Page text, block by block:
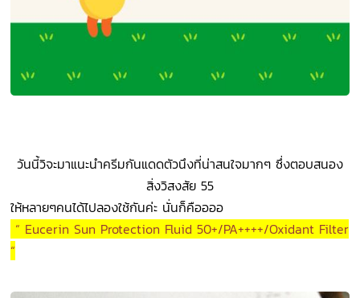
วันนี้วิจะมาแนะนำครีมกันแดดตัวนึงที่น่าสนใจมากๆ ซึ่งตอบสนอง
สิ่งวิสงสัย 55
ให้หลายๆคนได้ไปลองใช้กันค่ะ นั่นก็คืออออ
“ Eucerin Sun Protection Fluid 50+/PA++++/Oxidant Filter
“